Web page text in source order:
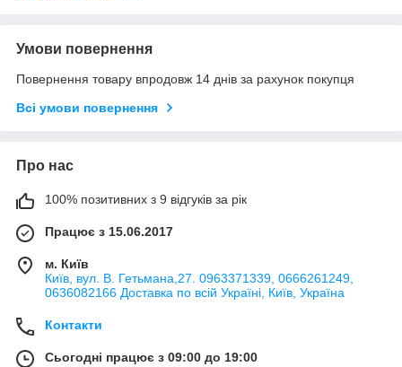
Умови повернення
Повернення товару впродовж 14 днів за рахунок покупця
Всі умови повернення
Про нас
100% позитивних з 9 відгуків за рік
Працює з 15.06.2017
м. Київ
Київ, вул. В. Гетьмана,27. 0963371339, 0666261249,
0636082166 Доставка по всій Україні, Київ, Україна
Контакти
Сьогодні працює з 09:00 до 19:00